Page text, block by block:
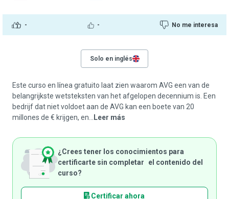
- - No me interesa
Solo en inglés
Este curso en línea gratuito laat zien waarom AVG een van de
belangrijkste wetsteksten van het afgelopen decennium is. Een
bedrijf dat niet voldoet aan de AVG kan een boete van 20
millones de € krijgen, en...
Leer más
¿Crees tener los conocimientos para
certificarte sin completar el contenido del
curso?
Certificar ahora